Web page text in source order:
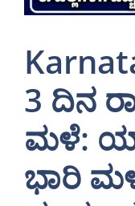
3 ದಿನ
ಮಳೆ:
ಭಾರಿ